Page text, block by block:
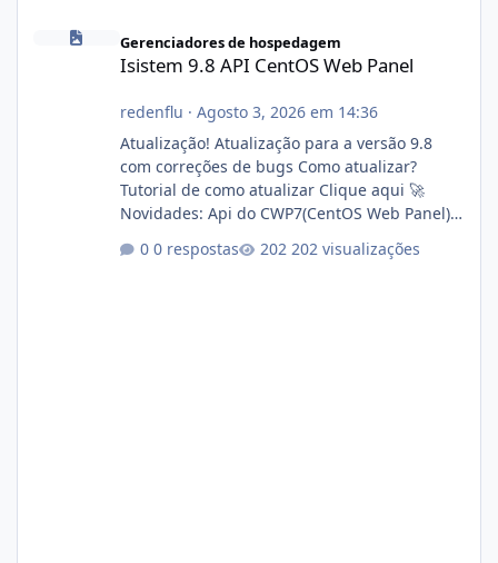
Isistem 9.8 API CentOS Web Panel
Gerenciadores de hospedagem
Isistem 9.8 API CentOS Web Panel
redenflu · Agosto 3, 2026 em 14:36
Atualização! Atualização para a versão 9.8
com correções de bugs Como atualizar?
Tutorial de como atualizar Clique aqui 🚀
Novidades: Api do CWP7(CentOS Web Panel)
autorizado a usasr o isistem:
0 respostas 202 visualizações